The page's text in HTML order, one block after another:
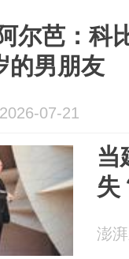
尔芭：科
的男朋友
07-21
当
失
澎